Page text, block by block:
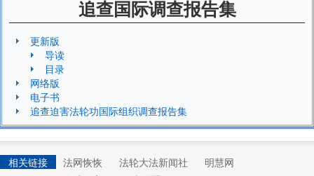
追查国际调查报告集
更新版
导读
目录
网络版
电子书
追查迫害法轮功国际组织调查报告集
相关链接 法网恢恢 法轮大法新闻社
明慧网